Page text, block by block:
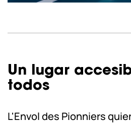
Un lugar
todos
L'Envol des Pionniers